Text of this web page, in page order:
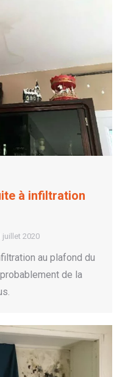
à infiltration
juillet 2020
au plafond du
de la